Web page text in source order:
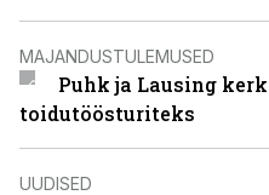
MAJANDUSTULEMUSED
Puhk ja Lausing
toidutöösturiteks
UUDISED